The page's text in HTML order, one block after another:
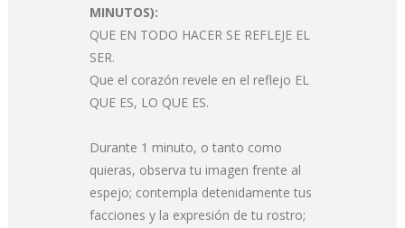
MINUTOS):
QUE EN TODO HACER SE REFLEJE EL
SER.
Que el corazón revele en el reflejo EL
QUE ES, LO QUE ES.
Durante 1 minuto, o tanto como
quieras, observa tu imagen frente al
espejo; contempla detenidamente tus
facciones y la expresión de tu rostro;